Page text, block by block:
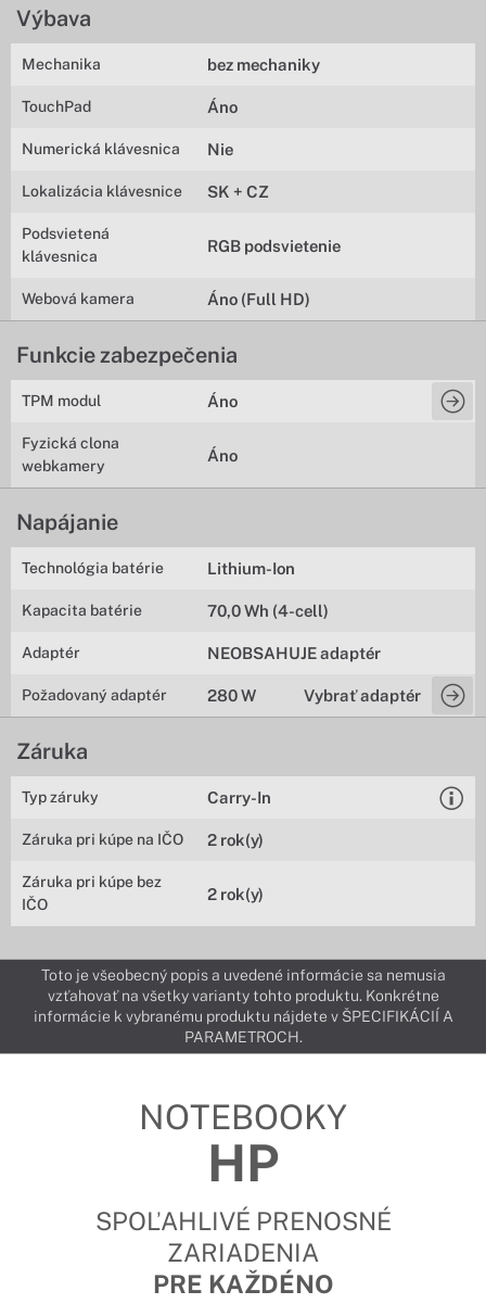
Výbava
Mechanika bez mechaniky
TouchPad Áno
Numerická klávesnica Nie
Lokalizácia klávesnice SK + CZ
Podsvietená
klávesnica
RGB podsvietenie
Webová kamera Áno (Full HD)
Funkcie zabezpečenia
TPM modul Áno
Fyzická clona
webkamery
Áno
Napájanie
Technológia batérie Lithium-Ion
Kapacita batérie 70,0 Wh (4-cell)
Adaptér NEOBSAHUJE adaptér
Požadovaný adaptér 280 W Vybrať adaptér
Záruka
Typ záruky Carry-In
Záruka pri kúpe na IČO 2 rok(y)
Záruka pri kúpe bez
IČO
2 rok(y)
Toto je všeobecný popis a uvedené informácie sa nemusia
vzťahovať na všetky varianty tohto produktu. Konkrétne
informácie k vybranému produktu nájdete v ŠPECIFIKÁCIÍ A
PARAMETROCH.
NOTEBOOKY
HP
SPOĽAHLIVÉ PRENOSNÉ
ZARIADENIA
PRE KAŽDÉNO